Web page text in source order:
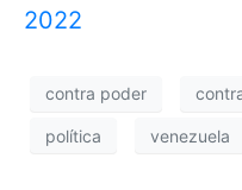
2022
contra poder
política venezuela